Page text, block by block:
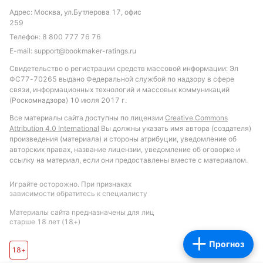
может стать ставка на то, что обе команды
забьют, учитывая, что в большинстве последних
матчей обе стороны находили путь к воротам
соперника.
Обновлено:
Максим Максименко
Подписаться
Прогноз
Адрес: Москва, ул.Бутлерова 17, офис
259
Телефон: 8 800 777 76 76
E-mail: support@bookmaker-ratings.ru
Свидетельство о регистрации средств массовой информации: Эл
ФС77-70265 выдано Федеральной службой по надзору в сфере
связи, информационных технологий и массовых коммуникаций
(Роскомнадзора) 10 июля 2017 г.
Все материалы сайта доступны по лицензии Creative Commons
Attribution 4.0 International Вы должны указать имя автора (создателя)
произведения (материала) и стороны атрибуции, уведомление об
авторских правах, название лицензии, уведомление об оговорке и
ссылку на материал, если они предоставлены вместе с материалом.
Играйте осторожно. При признаках
зависимости обратитесь к специалисту
Материалы сайта предназначены для лиц
старше 18 лет (18+)
18+